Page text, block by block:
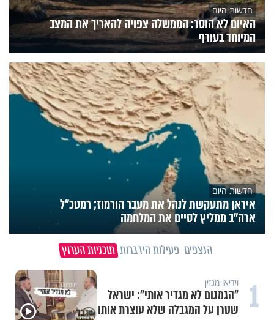
חדשות היום
האיום לא הוסר: הממשלה צפויה להאריך את המצב
המיוחד בעורף
חדשות היום
איראן מתעקשת לנהל את מעבר הורמוז; רמטכ"ל
ארה"ב ממליץ לסיים את המלחמה
הנצפים פעילות הידברות תוכניות הערוץ
1 וידיאו מגזין
"הגמגום לא מגדיר אותי": ישראל
שטרן על המגבלה שלא עוצרת אותו